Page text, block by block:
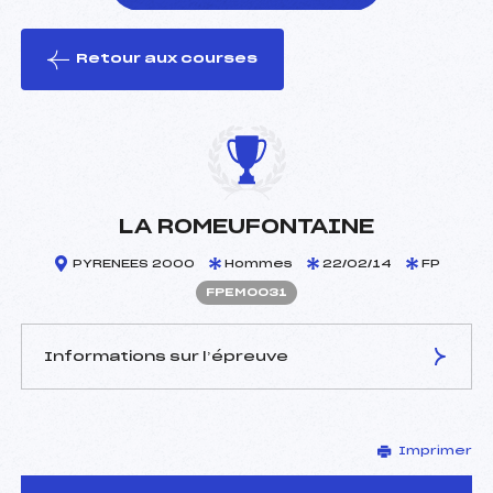
le ski
Retour aux courses
LA ROMEUFONTAINE
PYRENEES 2000 Hommes 22/02/14 FP
FPEM0031
Informations sur l’épreuve
GARCIA BEATRICE ()
D.T Adjoint :
–
Imprimer